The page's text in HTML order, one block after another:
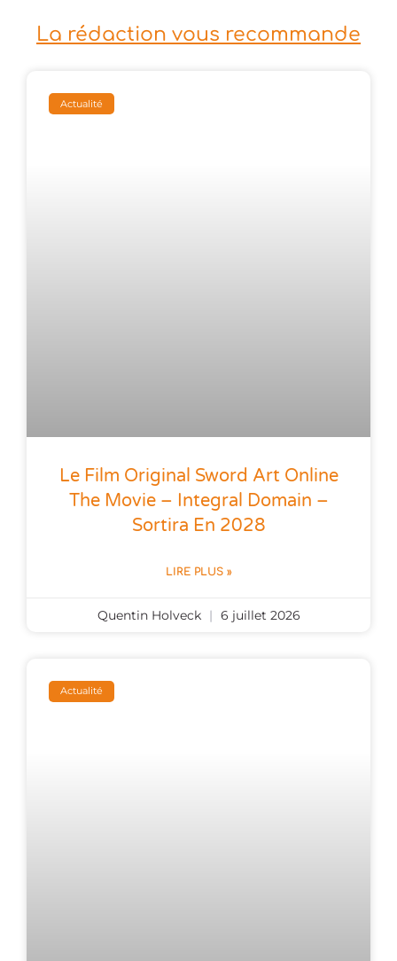
La rédaction vous recommande
Actualité
Le Film Original Sword Art Online
The Movie – Integral Domain –
Sortira En 2028
LIRE PLUS »
Quentin Holveck 6 juillet 2026
Actualité